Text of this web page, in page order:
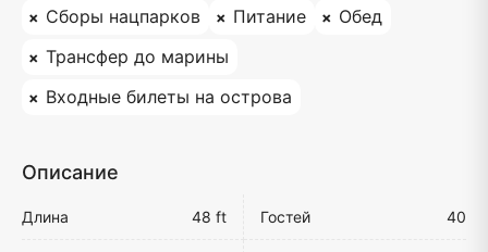
Сборы нацпарков Питание
Обед
Трансфер до марины
Входные билеты на острова
Описание
Длина 48 ft Гостей 40